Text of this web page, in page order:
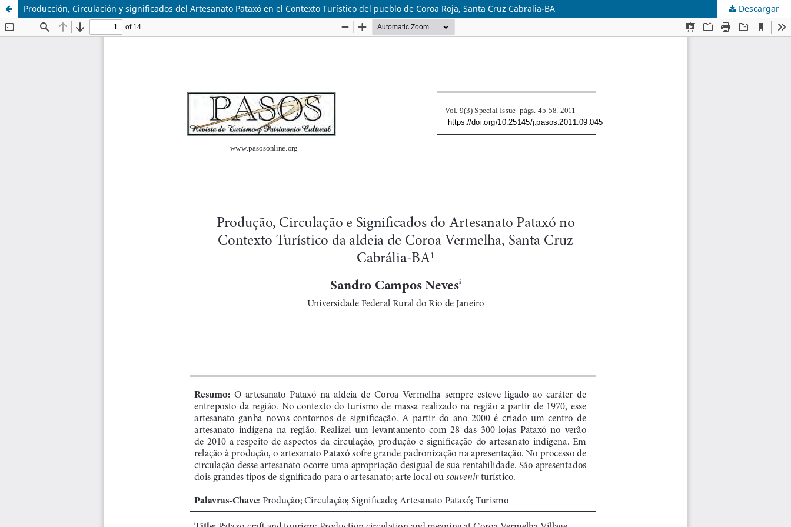
Producción, Circulación y significados del Artesanato Pataxó en el Contexto Turístico del pueblo de Coroa Roja, Santa Cruz Cabralia-BA Descargar